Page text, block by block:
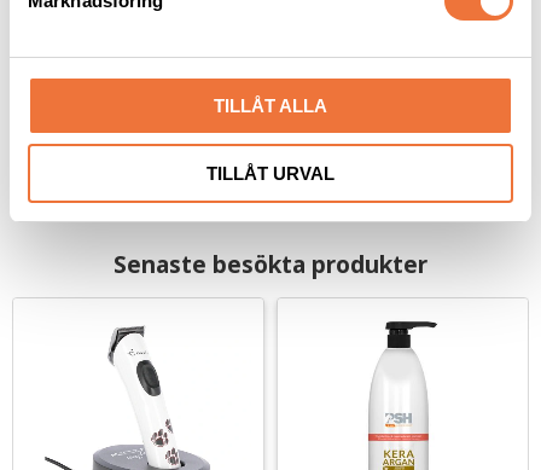
TILLÅT ALLA
TILLÅT URVAL
PSH Pro Groomers Silk
Milt och återfuktande för känslig päls och hud
PSH Pro Groomers Aloe
Lover schampo - 100 ml
Djupt återfuktande med ren aloe vera
69
Senaste besökta produkter